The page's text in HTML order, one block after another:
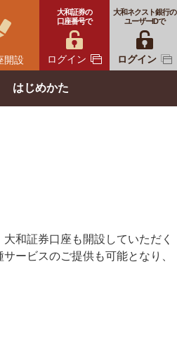
開設
大和証券の
口座番号で
ログイン
大和ネクスト銀行の
ユーザーIDで
ログイン
はじめかた
和証券口座も開設していただく
ービスのご提供も可能となり、